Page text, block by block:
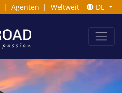
| Agenten | Weltweit DE